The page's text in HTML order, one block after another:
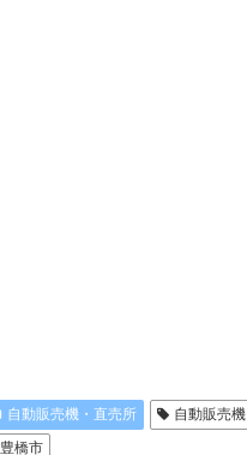
自動販売機・直売所 自動販売機
豊橋市